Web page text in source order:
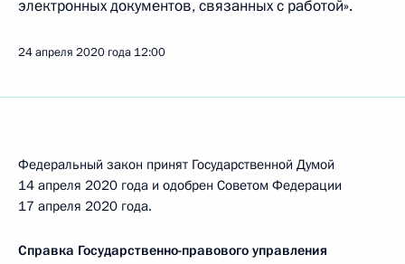
электронных документов, связанных с работой».
24 апреля 2020 года 12:00
Федеральный закон принят Государственной Думой
14 апреля 2020 года и одобрен Советом Федерации
17 апреля 2020 года.
Справка Государственно-правового управления